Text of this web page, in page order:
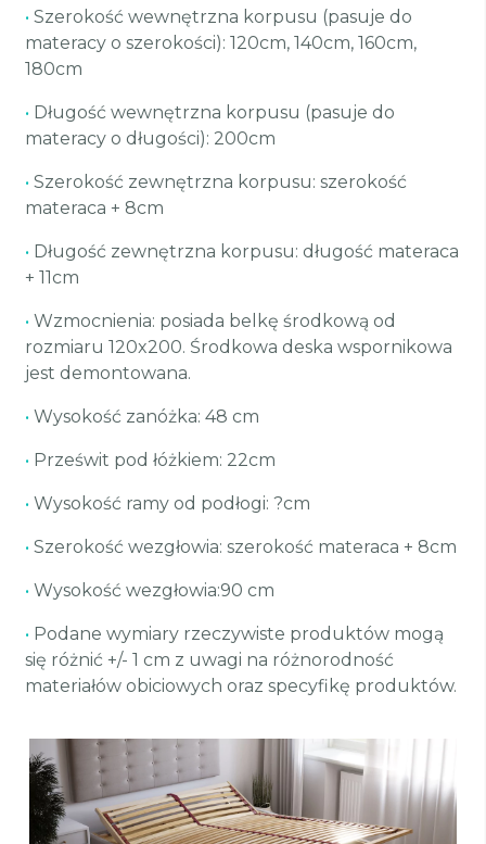
• Szerokość wewnętrzna korpusu (pasuje do
materacy o szerokości): 120cm, 140cm, 160cm,
180cm
• Długość wewnętrzna korpusu (pasuje do
materacy o długości): 200cm
• Szerokość zewnętrzna korpusu: szerokość
materaca + 8cm
• Długość zewnętrzna korpusu: długość materaca
+ 11cm
• Wzmocnienia: posiada belkę środkową od
rozmiaru 120x200. Środkowa deska wspornikowa
jest demontowana.
• Wysokość zanóżka: 48 cm
• Prześwit pod łóżkiem: 22cm
• Wysokość ramy od podłogi: ?cm
• Szerokość wezgłowia: szerokość materaca + 8cm
• Wysokość wezgłowia:90 cm
• Podane wymiary rzeczywiste produktów mogą
się różnić +/- 1 cm z uwagi na różnorodność
materiałów obiciowych oraz specyfikę produktów.